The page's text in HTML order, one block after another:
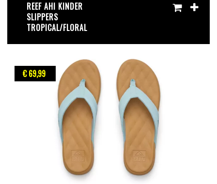
REEF AHI KINDER
SLIPPERS
TROPICAL/FLORAL
€ 69,99